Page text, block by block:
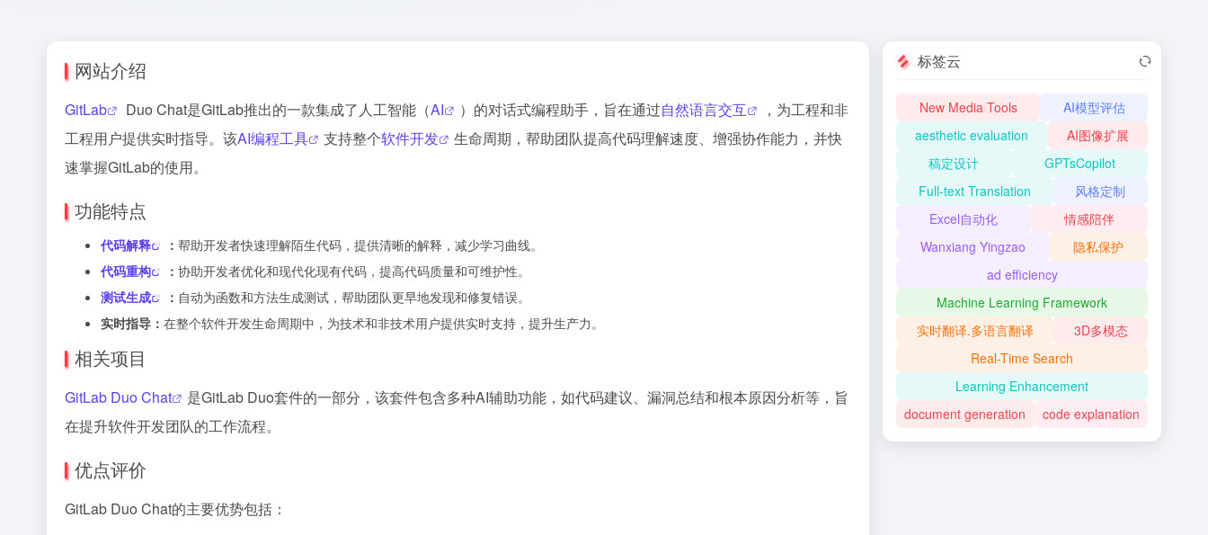
网站介绍
GitLab Duo Chat是GitLab推出的一款集成了人工智能（AI ）的对话式编程助手，旨在通过自然语言交互
，为工程和非
工程用户提供实时指导。该AI编程工具 支持整个软件开发
生命周期，帮助团队提高代码理解速度、增强协作能力，并快
速掌握GitLab的使用。
功能特点
代码解释 ： 帮助开发者快速理解陌生代码，提供清晰的解释，减少学习曲线。
代码重构
： 协助开发者优化和现代化现有代码，提高代码质量和可维护性。
测试生成
： 自动为函数和方法生成测试，帮助团队更早地发现和修复错误。
实时指导： 在整个软件开发生命周期中，为技术和非技术用户提供实时支持，提升生产力。
相关项目
GitLab Duo Chat
是GitLab Duo套件的一部分，该套件包含多种AI辅助功能，如代码建议、漏洞总结和根本原因分析等，旨
在提升软件开发团队的工作流程。
优点评价
GitLab Duo Chat的主要优势包括：
标签云
New Media Tools
AI模型评估
aesthetic evaluation
AI图像扩展
稿定设计
GPTsCopilot
Full-text Translation
风格定制
Excel自动化
情感陪伴
Wanxiang Yingzao
隐私保护
ad efficiency
Machine Learning Framework
实时翻译.多语言翻译
3D多模态
Real-Time Search
Learning Enhancement
document generation
code explanation